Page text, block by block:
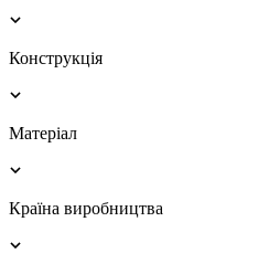
Конструкція
Матеріал
Країна виробництва